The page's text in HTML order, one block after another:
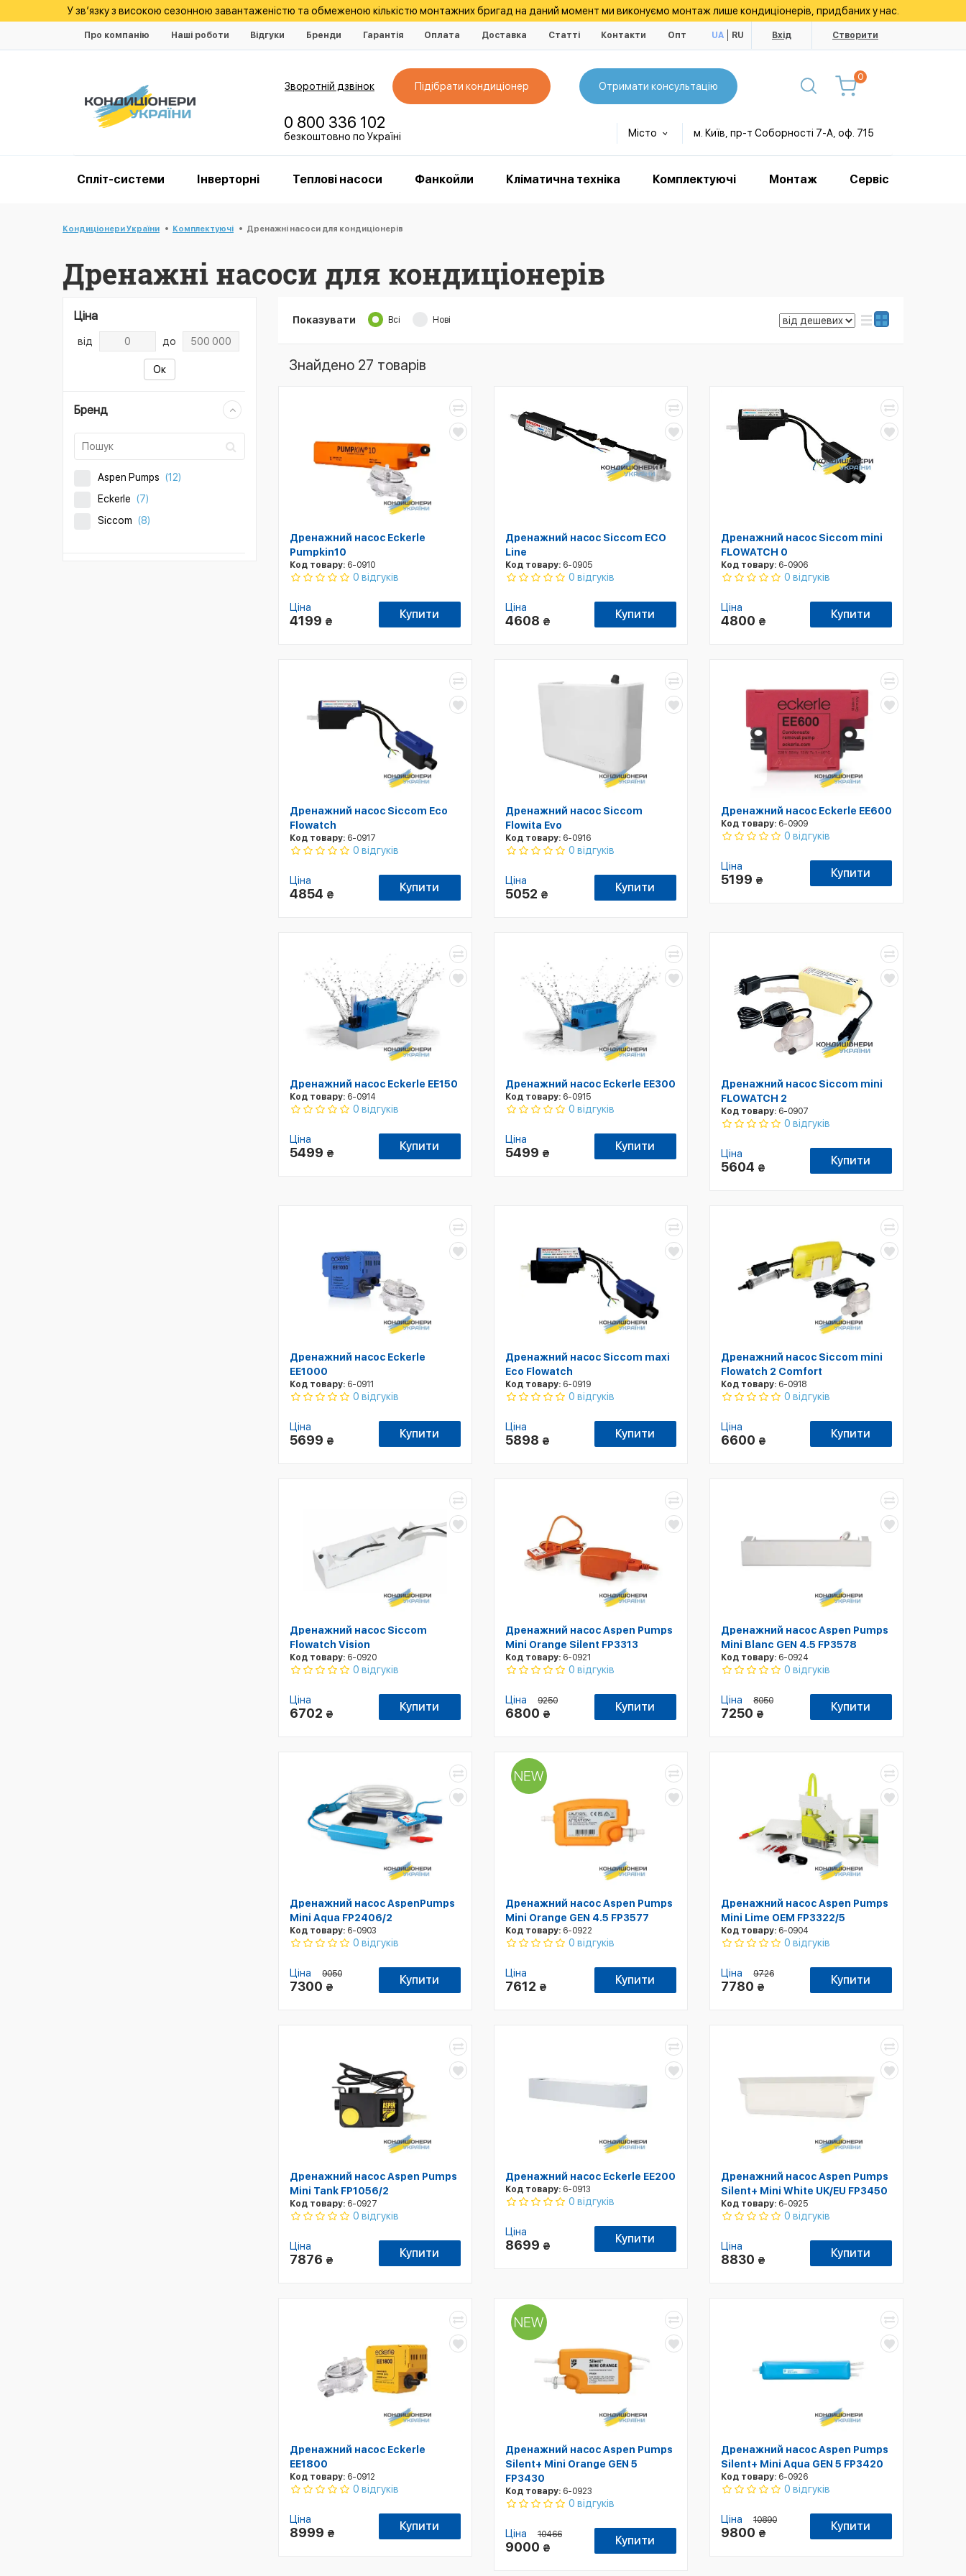
У зв’язку з високою сезонною завантаженістю та обмеженою кількістю монтажних бригад на даний момент ми виконуємо монтаж лише кондиціонерів, придбаних у нас.
Про компанію Наші роботи Відгуки Бренди Гарантія Оплата Доставка Статті Контакти Опт UA RU Вхід Створити
Зворотній дзвінок Підібрати кондиціонер Отримати консультацію
0
0 800 336 102
безкоштовно по Україні Місто м. Київ, пр-т Соборності 7-А, оф. 715
Спліт-системи Інверторні Теплові насоси Фанкойли Кліматична техніка Комплектуючі Монтаж Сервіс
Кондиціонери України Комплектуючі Дренажні насоси для кондиціонерів
Дренажні насоси для кондиціонерів
Ціна
від до
Ок
Бренд
Aspen Pumps (12)
Eckerle (7)
Siccom (8)
Показувати Всі Нові
Знайдено 27 товарів
Дренажний насос Eckerle
Pumpkin10
Код товару: 6-0910
0 відгуків
Ціна
4199 ₴
Купити
Дренажний насос Siccom ECO
Line
Код товару:6-0905
0 відгуків
Ціна
4608 ₴
Купити
Дренажний насос Siccom mini
FLOWATCH 0
Код товару:6-0906
0 відгуків
Ціна
4800 ₴
Купити
Дренажний насос Siccom Eco
Flowatch
Код товару: 6-0917
0 відгуків
Ціна
4854 ₴
Купити
Дренажний насос Siccom
Flowita Evo
Код товару:6-0916
0 відгуків
Ціна
5052 ₴
Купити
Дренажний насос Eckerle EE600
Код товару:6-0909
0 відгуків
Ціна
5199 ₴
Купити
Дренажний насос Eckerle EE150
Код товару: 6-0914
0 відгуків
Ціна
5499 ₴
Купити
Дренажний насос Eckerle EE300
Код товару:6-0915
0 відгуків
Ціна
5499 ₴
Купити
Дренажний насос Siccom mini
FLOWATCH 2
Код товару:6-0907
0 відгуків
Ціна
5604 ₴
Купити
Дренажний насос Eckerle
EE1000
Код товару: 6-0911
0 відгуків
Ціна
5699 ₴
Купити
Дренажний насос Siccom maxi
Eco Flowatch
Код товару:6-0919
0 відгуків
Ціна
5898 ₴
Купити
Дренажний насос Siccom mini
Flowatch 2 Comfort
Код товару:6-0918
0 відгуків
Ціна
6600 ₴
Купити
Дренажний насос Siccom
Flowatch Vision
Код товару: 6-0920
0 відгуків
Ціна
6702 ₴
Купити
Дренажний насос Aspen Pumps
Mini Orange Silent FP3313
Код товару:6-0921
0 відгуків
Ціна 9250
6800 ₴
Купити
Дренажний насос Aspen Pumps
Mini Blanc GEN 4.5 FP3578
Код товару:6-0924
0 відгуків
Ціна 8050
7250 ₴
Купити
Дренажний насос AspenPumps
Mini Aqua FP2406/2
Код товару: 6-0903
0 відгуків
Ціна 9050
7300 ₴
Купити
Дренажний насос Aspen Pumps
Mini Orange GEN 4.5 FP3577
Код товару:6-0922
0 відгуків
Ціна
7612 ₴
Купити
Дренажний насос Aspen Pumps
Mini Lime ОЕМ FP3322/5
Код товару:6-0904
0 відгуків
Ціна 9726
7780 ₴
Купити
Дренажний насос Aspen Pumps
Mini Tank FP1056/2
Код товару: 6-0927
0 відгуків
Ціна
7876 ₴
Купити
Дренажний насос Eckerle EE200
Код товару:6-0913
0 відгуків
Ціна
8699 ₴
Купити
Дренажний насос Aspen Pumps
Silent+ Mini White UK/EU FP3450
Код товару:6-0925
0 відгуків
Ціна
8830 ₴
Купити
Дренажний насос Eckerle
EE1800
Код товару: 6-0912
0 відгуків
Ціна
8999 ₴
Купити
Дренажний насос Aspen Pumps
Silent+ Mini Orange GEN 5
FP3430
Код товару:6-0923
0 відгуків
Ціна 10466
9000 ₴
Купити
Дренажний насос Aspen Pumps
Silent+ Mini Aqua GEN 5 FP3420
Код товару:6-0926
0 відгуків
Ціна 10890
9800 ₴
Купити